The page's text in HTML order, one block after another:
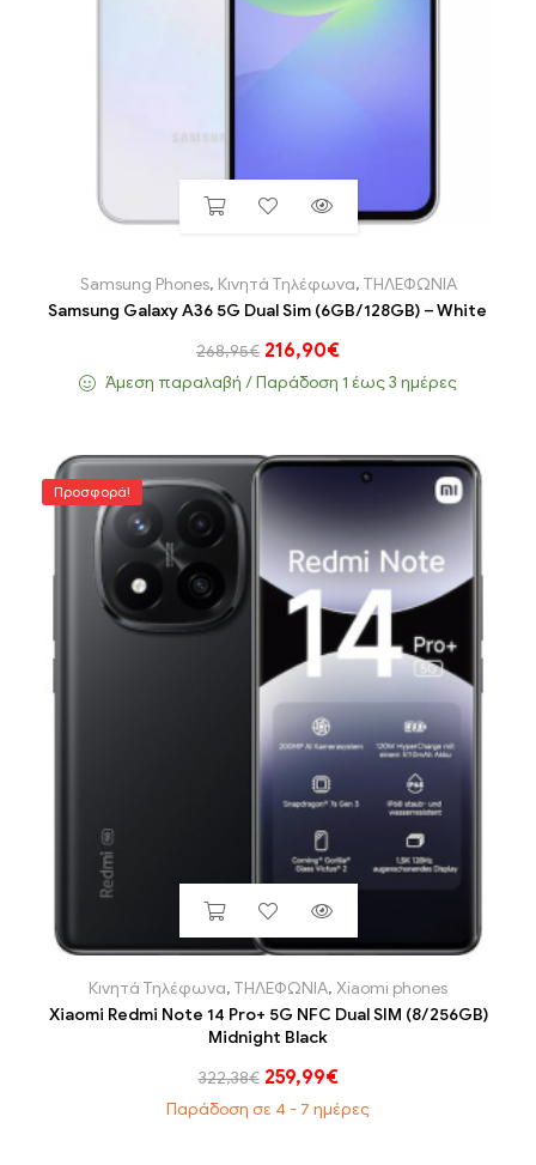
Samsung Phones, Κινητά Τηλέφωνα, ΤΗΛΕΦΩΝΙΑ
Samsung Galaxy A36 5G Dual Sim (6GB/128GB) – White
268,95€ 216,90€
Άμεση παραλαβή / Παράδoση 1 έως 3 ημέρες
Προσφορά!
Κινητά Τηλέφωνα, ΤΗΛΕΦΩΝΙΑ, Xiaomi phones
Xiaomi Redmi Note 14 Pro+ 5G NFC Dual SIM (8/256GB)
Midnight Black
322,38€ 259,99€
Παράδοση σε 4 - 7 ημέρες